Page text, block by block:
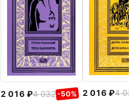
2 016 4 032 -50% 2 016
4 032